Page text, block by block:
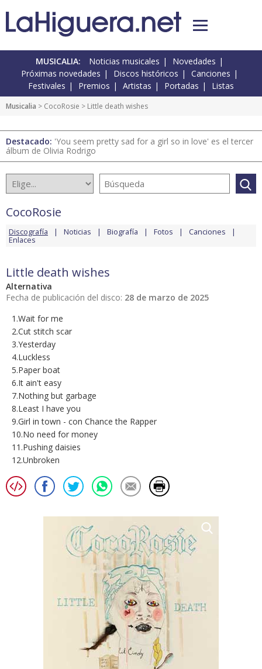
MUSICALIA: Noticias musicales
Novedades
Próximas novedades
Discos históricos
Canciones
Festivales
Premios Artistas Portadas Listas
Musicalia > CocoRosie > Little death wishes
Destacado: 'You seem pretty sad for a girl so in love' es el tercer
álbum de Olivia Rodrigo
CocoRosie
Discografía Noticias Biografía Fotos Canciones
Enlaces
Little death wishes
Alternativa
Fecha de publicación del disco: 28 de marzo de 2025
1.Wait for me
2.Cut stitch scar
3.Yesterday
4.Luckless
5.Paper boat
6.It ain't easy
7.Nothing but garbage
8.Least I have you
9.Girl in town - con Chance the Rapper
10.No need for money
11.Pushing daisies
12.Unbroken